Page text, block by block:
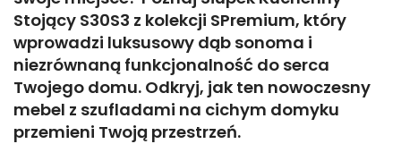
Stojący S30S3 z kolekcji SPremium, który
wprowadzi luksusowy dąb sonoma i
niezrównaną funkcjonalność do serca
Twojego domu. Odkryj, jak ten nowoczesny
mebel z szufladami na cichym domyku
przemieni Twoją przestrzeń.